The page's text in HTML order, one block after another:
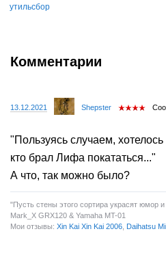
утильсбор
Комментарии
13.12.2021 Shepster
"Пользуясь случаем,
кто брал Лифа покататься..."
А что, так можно было?
"Пусть стены этого сортира украсят юмор
Mark_X GRX120 & Yamaha MT-01
Мои отзывы: Xin Kai Xin Kai 2006 Daihatsu